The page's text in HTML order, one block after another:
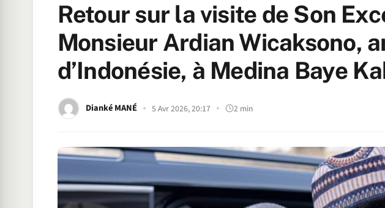
Retour sur la visite de Son
Monsieur Ardian Wicaksono,
d’Indonésie, à Medina Baye
Dianké MANÉ 5 Avr 2026, 20:17 2 min